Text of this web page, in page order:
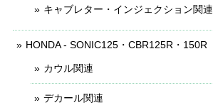
キャブレター・インジェクション関連
HONDA - SONIC125・CBR125R・150R
カウル関連
デカール関連